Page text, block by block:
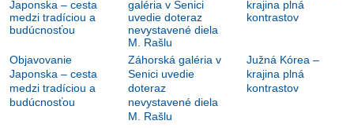
Objavovanie
Japonska – cesta
medzi tradíciou a
budúcnosťou
Záhorská galéria v
Senici uvedie
doteraz
nevystavené diela
M. Rašlu
Južná Kórea –
krajina plná
kontrastov